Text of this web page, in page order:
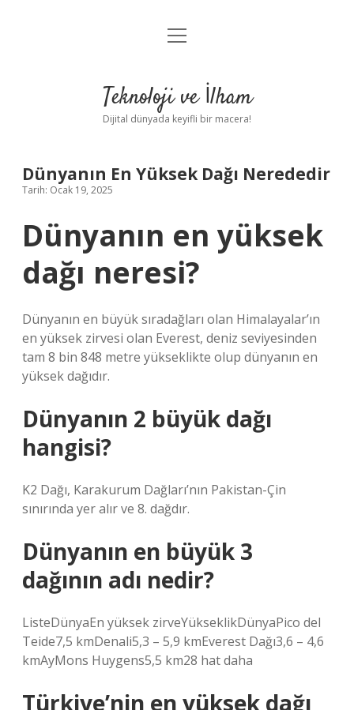
Anasayfa
Yasal Uyarı
menüyü
Teknoloji ve İlham
Dijital dünyada keyifli bir macera!
Dünyanın En Yüksek Dağı Nerededir
Tarih: Ocak 19, 2025
Dünyanın en yüksek
dağı neresi?
Dünyanın en büyük sıradağları olan Himalayalar’ın
en yüksek zirvesi olan Everest, deniz seviyesinden
tam 8 bin 848 metre yükseklikte olup dünyanın en
yüksek dağıdır.
Dünyanın 2 büyük dağı
hangisi?
K2 Dağı, Karakurum Dağları’nın Pakistan-Çin
sınırında yer alır ve 8. dağdır.
Dünyanın en büyük 3
dağının adı nedir?
ListeDünyaEn yüksek zirveYükseklikDünyaPico del
Teide7,5 kmDenali5,3 – 5,9 kmEverest Dağı3,6 – 4,6
kmAyMons Huygens5,5 km28 hat daha
Türkiye’nin en yüksek dağı